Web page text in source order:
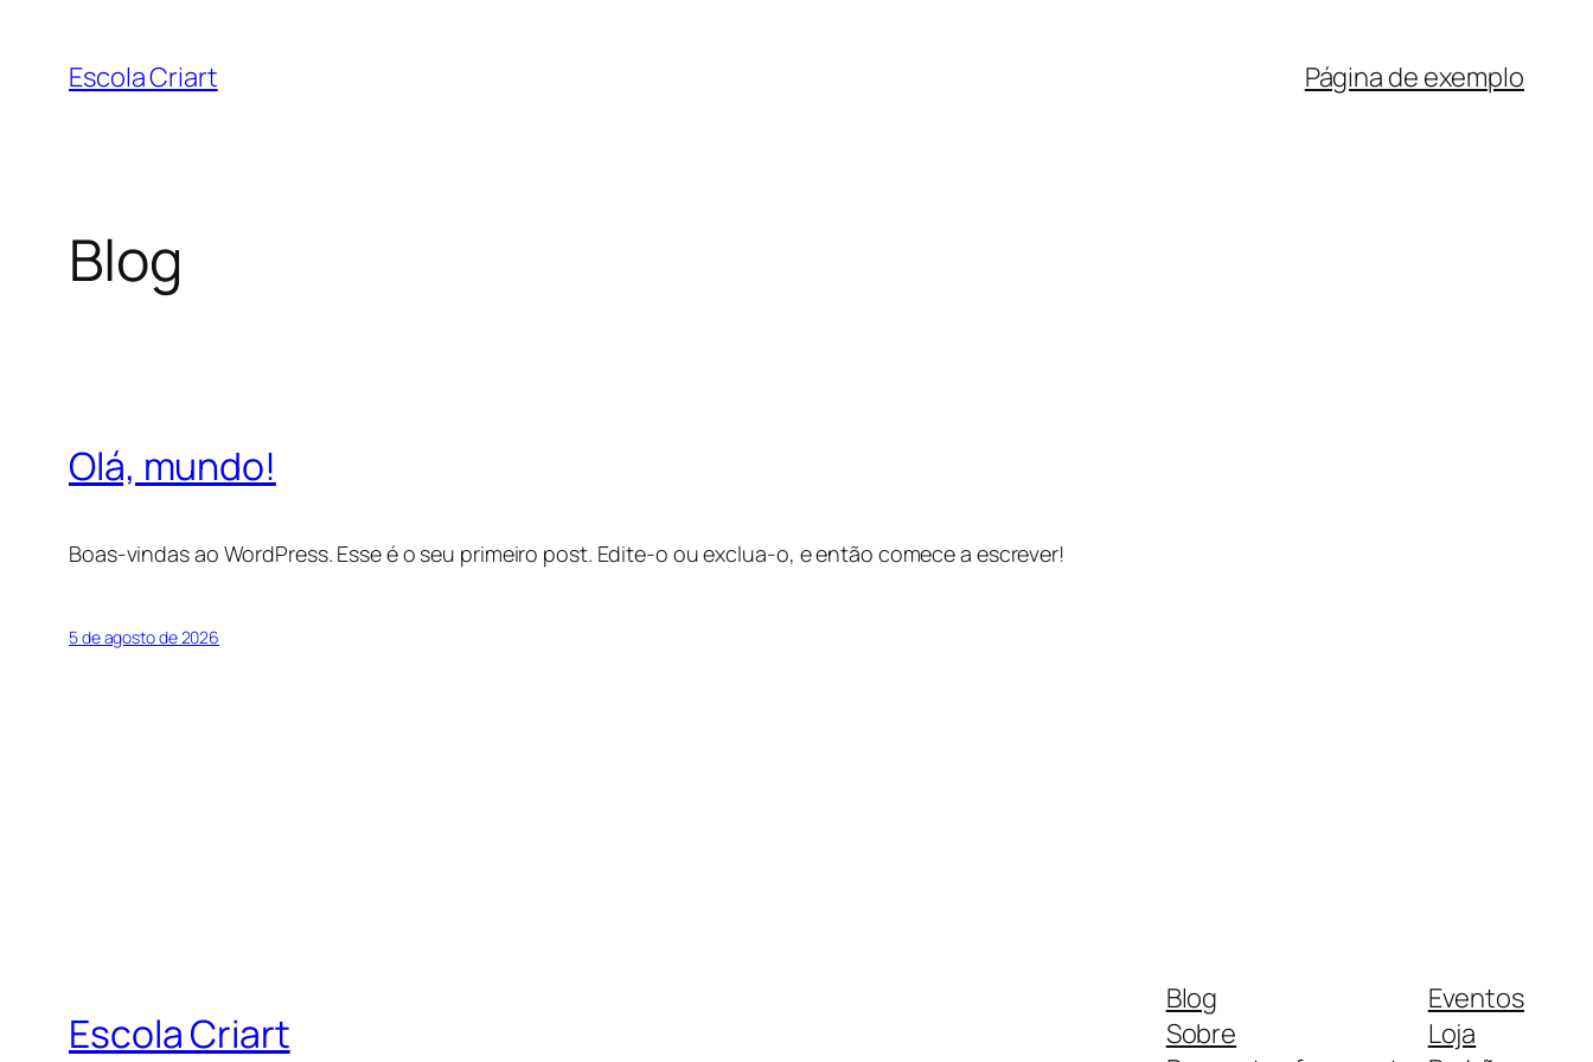
Escola Criart Página de exemplo
Blog
Olá, mundo!
Boas-vindas ao WordPress. Esse é o seu primeiro post. Edite-o ou exclua-o, e então comece a escrever!
5 de agosto de 2026
Escola Criart
Blog
Sobre
Eventos
Loja